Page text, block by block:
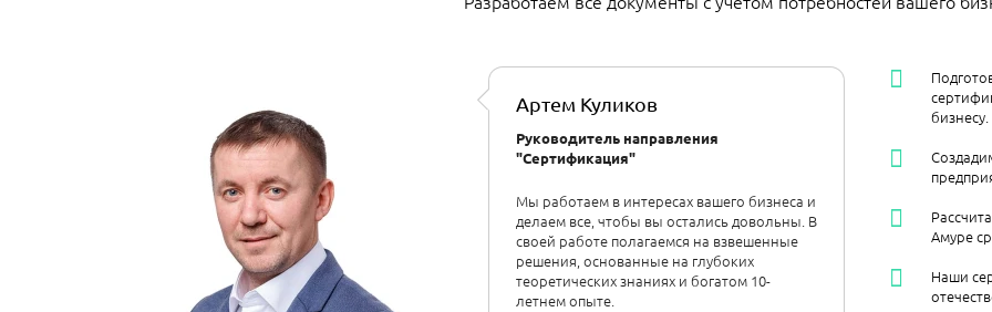
Артем Куликов
Руководитель направления
"Сертификация"
Мы работаем в интересах вашего бизнеса и
делаем все, чтобы вы остались довольны. В
своей работе полагаемся на взвешенные
решения, основанные на глубоких
теоретических знаниях и богатом 10-
летнем опыте.
бизнесу.
Амуре
Наши